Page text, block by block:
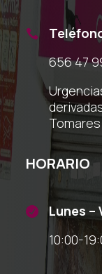

656 47
Tomares
HORARIO

Lunes –
10:00-